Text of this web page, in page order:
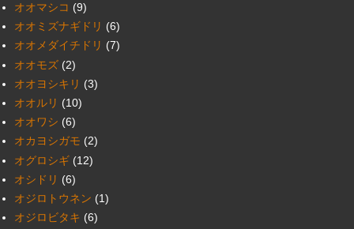
オオマシコ (9)
オオミズナギドリ (6)
オオメダイチドリ (7)
オオモズ (2)
オオヨシキリ (3)
オオルリ (10)
オオワシ (6)
オカヨシガモ (2)
オグロシギ (12)
オシドリ (6)
オジロトウネン (1)
オジロビタキ (6)